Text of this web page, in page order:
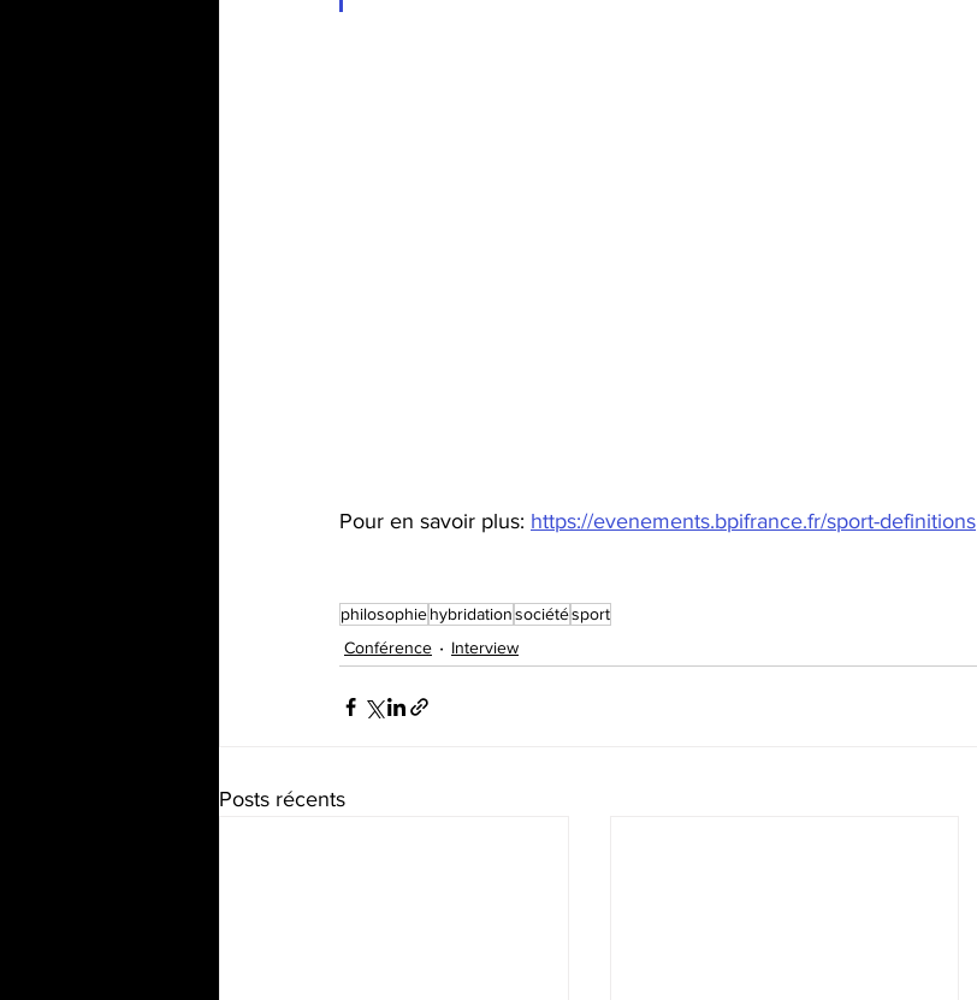
Pour en savoir plus: https://evenements.bpifrance.fr/sport-definitions
philosophiehybridationsociétésport
Conférence
Interview
Posts récents